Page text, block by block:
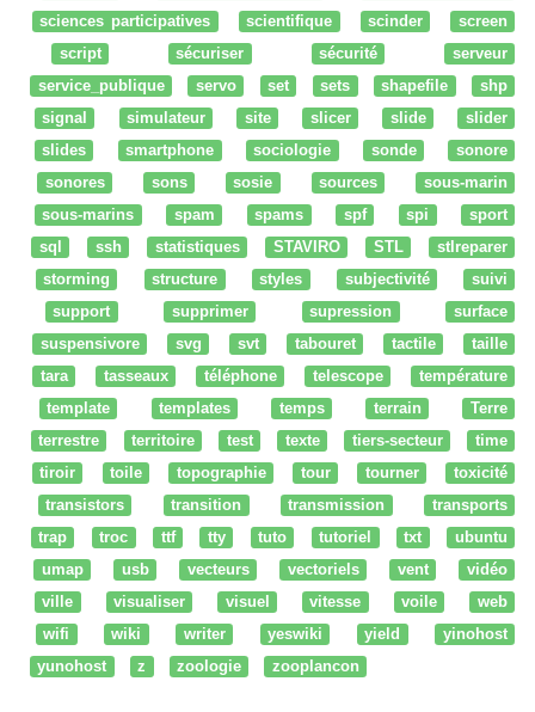
sciences participatives
scientifique scinder
screen
script
sécuriser sécurité
serveur
service_publique
servo set sets shapefile
shp
signal
simulateur site slicer slide
slider
slides
smartphone sociologie sonde
sonore
sonores
sons sosie sources
sous-marin
sous-marins
spam spams spf spi
sport
sql
ssh statistiques STAVIRO STL
stlreparer
storming
structure styles subjectivité
suivi
support
supprimer supression
surface
suspensivore
svg svt tabouret tactile
taille
tara
tasseaux téléphone telescope
température
template
templates temps terrain
Terre
terrestre
territoire test texte tiers-secteur
time
tiroir
toile topographie tour tourner
toxicité
transistors
transition transmission
transports
trap
troc ttf tty tuto tutoriel txt
ubuntu
umap
usb vecteurs vectoriels vent
vidéo
ville
visualiser visuel vitesse voile
web
wifi
wiki writer yeswiki yield
yinohost
yunohost
z zoologie zooplancon